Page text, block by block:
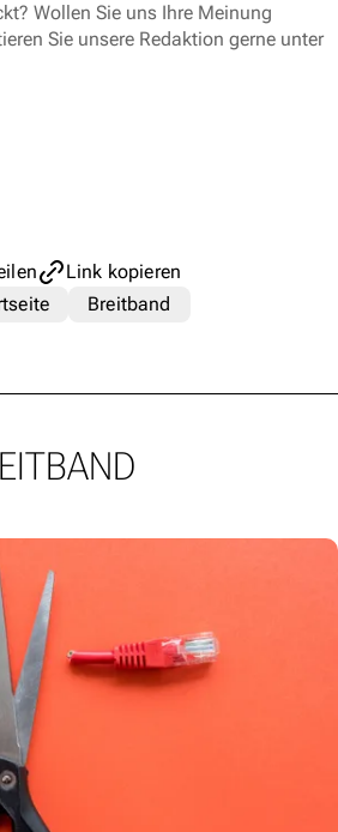
Wollen Sie uns Ihre Meinung
Sie unsere Redaktion gerne unter
Link kopieren
Breitband